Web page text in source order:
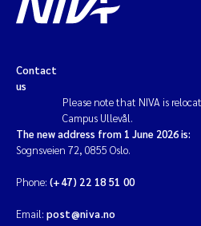
Contact
us
Please note that NIVA is
Campus Ullevål.
The new address from 1 June 2026 is:
Sognsveien 72, 0855 Oslo.
Phone: (+47) 22 18 51 00
Email: post@niva.no